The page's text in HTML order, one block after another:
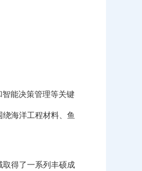
能决策管理等关键
海洋工程材料、 鱼
得了一系列丰硕成